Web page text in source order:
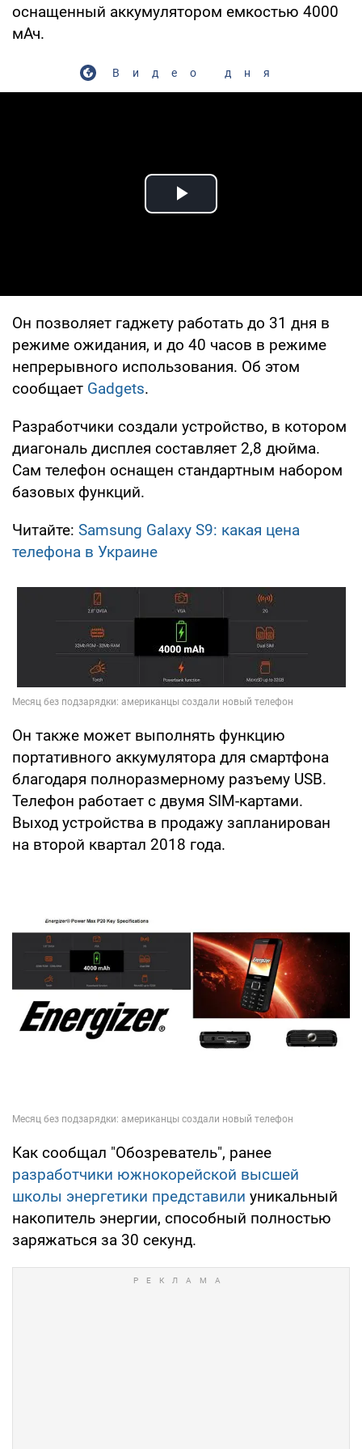
оснащенный аккумулятором емкостью 4000
мАч.
Видео дня
Play Video
Он позволяет гаджету работать до 31 дня в
режиме ожидания, и до 40 часов в режиме
непрерывного использования. Об этом
сообщает Gadgets.
Разработчики создали устройство, в котором
диагональ дисплея составляет 2,8 дюйма.
Сам телефон оснащен стандартным набором
базовых функций.
Читайте: Samsung Galaxy S9: какая цена
телефона в Украине
Он также может выполнять функцию
портативного аккумулятора для смартфона
благодаря полноразмерному разъему USB.
Телефон работает с двумя SIM-картами.
Выход устройства в продажу запланирован
на второй квартал 2018 года.
Как сообщал "Обозреватель", ранее
разработчики южнокорейской высшей
школы энергетики представили уникальный
накопитель энергии, способный полностью
заряжаться за 30 секунд.